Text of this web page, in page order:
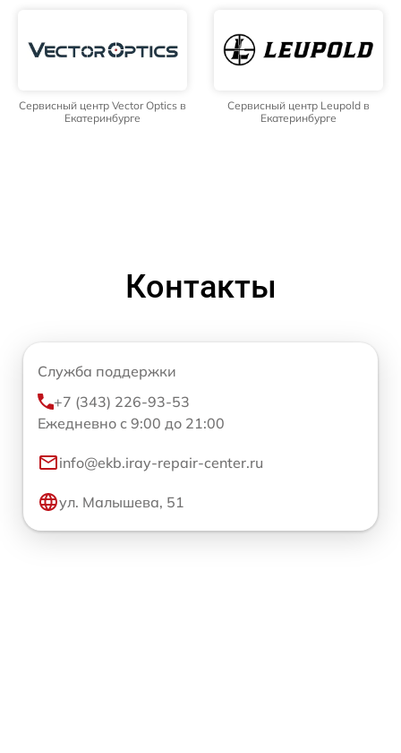
Сервисный центр Vector Optics в
Екатеринбурге
Сервисный центр Leupold в
Екатеринбурге
Контакты
Служба поддержки
+7 (343) 226-93-53
Ежедневно с 9:00 до 21:00
info@ekb.iray-repair-center.ru
ул. Малышева, 51